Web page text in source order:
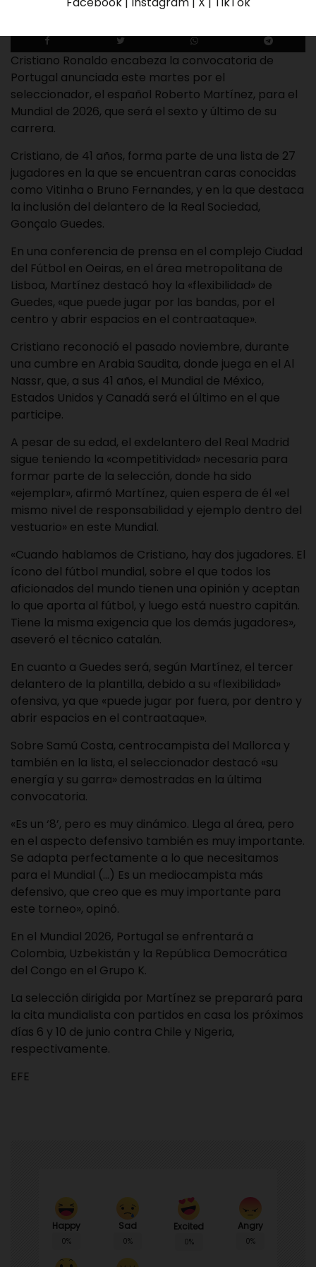
Redaccion El Tequeno
Cristiano Ronaldo encabeza la convocatoria de
Portugal anunciada este martes por el
seleccionador, el español Roberto Martínez, para el
Mundial de 2026, que será el sexto y último de su
carrera.
Cristiano, de 41 años, forma parte de una lista de 27
jugadores en la que se encuentran caras conocidas
como Vitinha o Bruno Fernandes, y en la que destaca
la inclusión del delantero de la Real Sociedad,
Gonçalo Guedes.
En una conferencia de prensa en el complejo Ciudad
del Fútbol en Oeiras, en el área metropolitana de
Lisboa, Martínez destacó hoy la «flexibilidad» de
Guedes, «que puede jugar por las bandas, por el
centro y abrir espacios en el contraataque».
Cristiano reconoció el pasado noviembre, durante
una cumbre en Arabia Saudita, donde juega en el Al
Nassr, que, a sus 41 años, el Mundial de México,
Estados Unidos y Canadá será el último en el que
participe.
A pesar de su edad, el exdelantero del Real Madrid
sigue teniendo la «competitividad» necesaria para
formar parte de la selección, donde ha sido
«ejemplar», afirmó Martínez, quien espera de él «el
mismo nivel de responsabilidad y ejemplo dentro del
vestuario» en este Mundial.
«Cuando hablamos de Cristiano, hay dos jugadores. El
ícono del fútbol mundial, sobre el que todos los
aficionados del mundo tienen una opinión y aceptan
lo que aporta al fútbol, y luego está nuestro capitán.
Tiene la misma exigencia que los demás jugadores»,
aseveró el técnico catalán.
En cuanto a Guedes será, según Martínez, el tercer
delantero de la plantilla, debido a su «flexibilidad»
ofensiva, ya que «puede jugar por fuera, por dentro y
abrir espacios en el contraataque».
Sobre Samú Costa, centrocampista del Mallorca y
también en la lista, el seleccionador destacó «su
energía y su garra» demostradas en la última
convocatoria.
«Es un ‘8’, pero es muy dinámico. Llega al área, pero
en el aspecto defensivo también es muy importante.
Se adapta perfectamente a lo que necesitamos
para el Mundial (…) Es un mediocampista más
defensivo, que creo que es muy importante para
este torneo», opinó.
En el Mundial 2026, Portugal se enfrentará a
Colombia, Uzbekistán y la República Democrática
del Congo en el Grupo K.
La selección dirigida por Martínez se preparará para
la cita mundialista con partidos en casa los próximos
días 6 y 10 de junio contra Chile y Nigeria,
respectivamente.
EFE
Happy
0%
Sad
0%
Excited
0%
Angry
0%